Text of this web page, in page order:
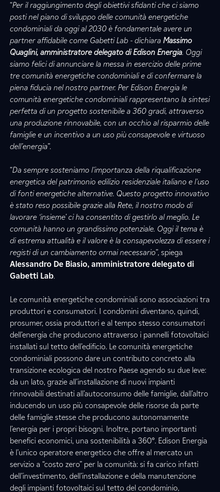
“Per il raggiungimento degli obiettivi sfidanti che ci siamo
posti nel piano di sviluppo delle comunità energetiche
condominiali da oggi al 2030 è fondamentale avere un
partner affidabile come Gabetti Lab - dichiara Massimo
Quaglini, amministratore delegato di Edison Energia. Oggi
siamo felici di annunciare la messa in esercizio delle prime
tre comunità energetiche condominiali e di confermare la
piena fiducia nel nostro partner. Per Edison Energia le
comunità energetiche condominiali rappresentano la sintesi
perfetta di un progetto sostenibile a 360 gradi, attraverso
una produzione rinnovabile, con un occhio al risparmio delle
famiglie e un incentivo a un uso più consapevole e virtuoso
dell’energia”.
“Da sempre sosteniamo l'importanza della riqualificazione
energetica del patrimonio edilizio residenziale italiano e l'uso
di fonti energetiche alternative. Questo progetto innovativo
è stato reso possibile grazie alla Rete, il nostro modo di
lavorare ‘insieme’ ci ha consentito di gestirlo al meglio. Le
comunità hanno un grandissimo potenziale. Oggi il tema è
di estrema attualità e il valore è la consapevolezza di essere i
registi di un cambiamento ormai necessario”, spiega
Alessandro De Biasio, amministratore delegato di
Gabetti Lab.
Le comunità energetiche condominiali sono associazioni tra
produttori e consumatori. I condòmini diventano, quindi,
prosumer, ossia produttori e al tempo stesso consumatori
dell’energia che producono attraverso i pannelli fotovoltaici
installati sul tetto dell’edificio. Le comunità energetiche
condominiali possono dare un contributo concreto alla
transizione ecologica del nostro Paese agendo su due leve:
da un lato, grazie all’installazione di nuovi impianti
rinnovabili destinati all’autoconsumo delle famiglie, dall’altro
inducendo un uso più consapevole delle risorse da parte
delle famiglie stesse che producono autonomamente
l’energia per i propri bisogni. Inoltre, portano importanti
benefici economici, una sostenibilità a 360°. Edison Energia
è l’unico operatore energetico che offre al mercato un
servizio a “costo zero” per la comunità: si fa carico infatti
dell’investimento, dell’installazione e della manutenzione
degli impianti fotovoltaici sul tetto del condominio,